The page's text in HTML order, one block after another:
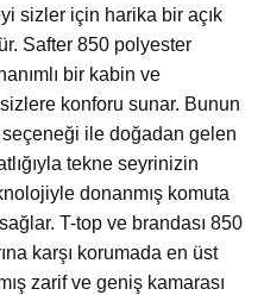
sizler için harika bir açık
Safter 850 polyester
bir kabin ve
konforu sunar. Bunun
ile doğadan gelen
tekne seyrinizin
donanmış komuta
T-top ve brandası 850
karşı korumada en üst
zarif ve geniş kamarası